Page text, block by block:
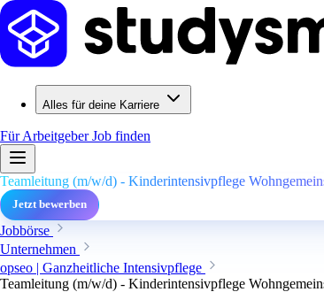
Alles für deine Karriere
Für ArbeitgeberJob finden
Teamleitung (m/w/d) - Kinderintensivpflege
Jetzt bewerben
Jobbörse
Unternehmen
opseo | Ganzheitliche Intensivpflege
Teamleitung (m/w/d) - Kinderintensivpflege